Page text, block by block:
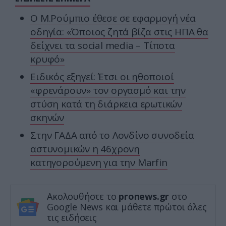
Ο Μ.Ρούμπιο έθεσε σε εφαρμογή νέα
οδηγία: «Όποιος ζητά βίζα στις ΗΠΑ θα
δείχνει τα social media – Τίποτα
κρυφό»
Ειδικός εξηγεί: Έτσι οι ηθοποιοί
«φρενάρουν» τον οργασμό και την
στύση κατά τη διάρκεια ερωτικών
σκηνών
Στην ΓΑΔΑ από το Λονδίνο συνοδεία
αστυνομικών η 46χρονη
κατηγορούμενη για την Marfin
Ακολουθήστε το pronews.gr στο
Google News και μάθετε πρώτοι όλες
τις ειδήσεις